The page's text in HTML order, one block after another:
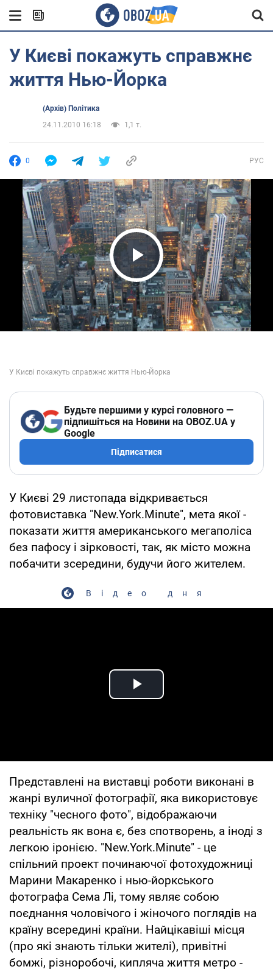
У Києві покажуть справжнє
життя Нью-Йорка
(Архів) Політика
24.11.2010 16:18
1,1 т.
0 РУС
Play Video
Будьте першими у курсі головного —
підпишіться на Новини на OBOZ.UA у
Google
Підписатися
У Києві 29 листопада відкривається
фотовиставка "New.York.Minute", мета якої -
показати життя американського мегаполіса
без пафосу і зірковості, так, як місто можна
побачити зсередини, будучи його жителем.
Відео дня
Play Video
Представлені на виставці роботи виконані в
жанрі вуличної фотографії, яка використовує
техніку "чесного фото", відображаючи
реальність як вона є, без спотворень, а іноді з
легкою іронією. "New.York.Minute" - це
спільний проект починаючої фотохудожниці
Марини Макаренко і нью-йоркського
фотографа Сема Лі, тому являє собою
поєднання чоловічого і жіночого поглядів на
країну всередині країни. Найцікавіші місця
(про які знають тільки жителі), привітні
бомжі, різноробочі, кипляча життя метро -